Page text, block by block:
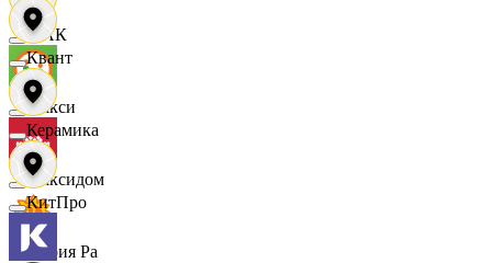
МАК
Макси
Максидом
Мария Ра
Квант
Керамика
КитПро